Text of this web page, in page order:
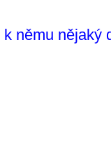
němu nějaký